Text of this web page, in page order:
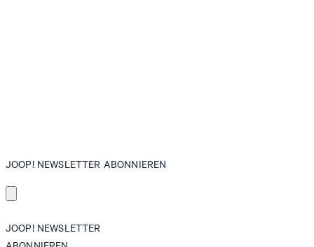
JOOP! NEWSLETTER ABONNIEREN
JOOP! NEWSLETTER